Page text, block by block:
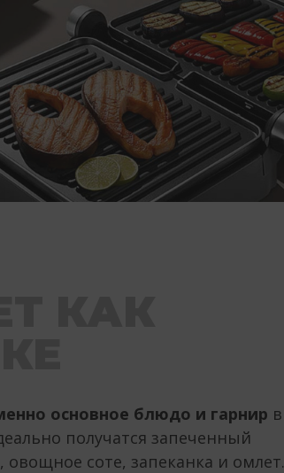
основное блюдо и гарнир в
получатся запеченный
овощное соте, запеканка и омлет.